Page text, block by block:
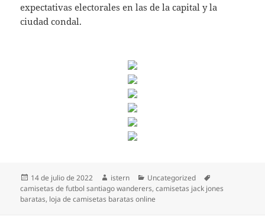
expectativas electorales en las de la capital y la
ciudad condal.
Publicado
el
14 de julio de 2022 Autor
istern Categorías
Uncategorized
camisetas de futbol santiago wanderers,camisetas jack jones
baratas, loja de camisetas baratas online